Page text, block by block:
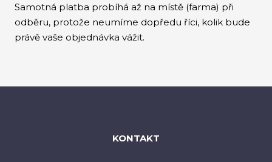
Samotná platba probíhá až na místě (farma) při
odběru, protože neumíme dopředu říci, kolik bude
právě vaše objednávka vážit.
KONTAKT